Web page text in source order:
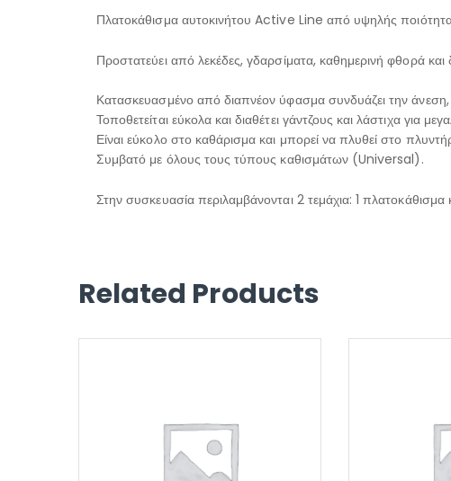
Πλατοκάθισμα αυτοκινήτου Active Line από υψηλής
Προστατεύει από λεκέδες, γδαρσίματα, καθημερινή φθορά
Κατασκευασμένο από διαπνέον ύφασμα συνδυάζει την
Τοποθετείται εύκολα και διαθέτει γάντζους και λάστιχα για
Είναι εύκολο στο καθάρισμα και μπορεί να πλυθεί στο
Συμβατό με όλους τους τύπους καθισμάτων (Universal).
Στην συσκευασία περιλαμβάνονται 2 τεμάχια: 1
Related Products